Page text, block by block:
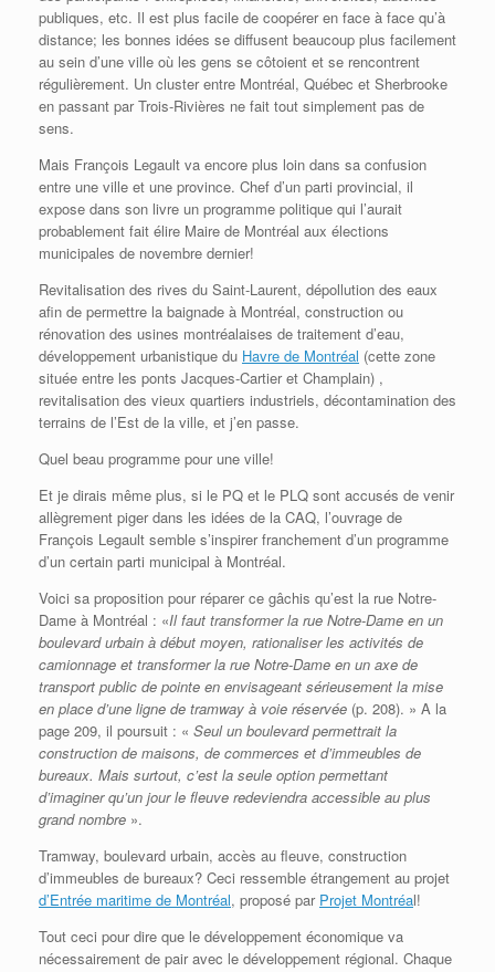
publiques, etc. Il est plus facile de coopérer en face à face qu’à
distance; les bonnes idées se diffusent beaucoup plus facilement
au sein d’une ville où les gens se côtoient et se rencontrent
régulièrement. Un cluster entre Montréal, Québec et Sherbrooke
en passant par Trois-Rivières ne fait tout simplement pas de
sens.
Mais François Legault va encore plus loin dans sa confusion
entre une ville et une province. Chef d’un parti provincial, il
expose dans son livre un programme politique qui l’aurait
probablement fait élire Maire de Montréal aux élections
municipales de novembre dernier!
Revitalisation des rives du Saint-Laurent, dépollution des eaux
afin de permettre la baignade à Montréal, construction ou
rénovation des usines montréalaises de traitement d’eau,
développement urbanistique du Havre de Montréal (cette zone
située entre les ponts Jacques-Cartier et Champlain) ,
revitalisation des vieux quartiers industriels, décontamination des
terrains de l’Est de la ville, et j’en passe.
Quel beau programme pour une ville!
Et je dirais même plus, si le PQ et le PLQ sont accusés de venir
allègrement piger dans les idées de la CAQ, l’ouvrage de
François Legault semble s’inspirer franchement d’un programme
d’un certain parti municipal à Montréal.
Voici sa proposition pour réparer ce gâchis qu’est la rue Notre-
Dame à Montréal : «Il faut transformer la rue Notre-Dame en un
boulevard urbain à début moyen, rationaliser les activités de
camionnage et transformer la rue Notre-Dame en un axe de
transport public de pointe en envisageant sérieusement la mise
en place d’une ligne de tramway à voie réservée (p. 208). » A la
page 209, il poursuit : « Seul un boulevard permettrait la
construction de maisons, de commerces et d’immeubles de
bureaux. Mais surtout, c’est la seule option permettant
d’imaginer qu’un jour le fleuve redeviendra accessible au plus
grand nombre ».
Tramway, boulevard urbain, accès au fleuve, construction
d’immeubles de bureaux? Ceci ressemble étrangement au projet
d’Entrée maritime de Montréal, proposé par Projet Montréal!
Tout ceci pour dire que le développement économique va
nécessairement de pair avec le développement régional. Chaque